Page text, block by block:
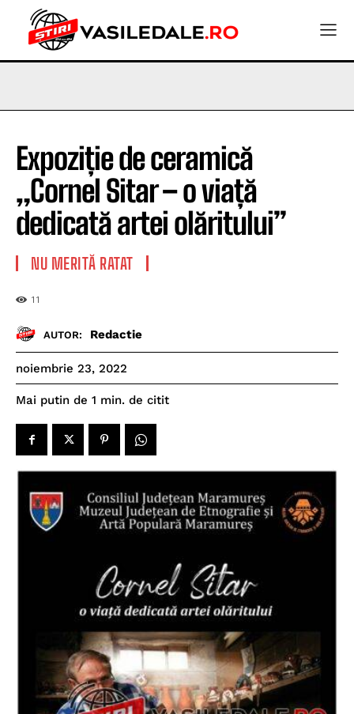
Expoziție de ceramică
„Cornel Sitar – o viață
dedicată artei olăritului”
NU MERITĂ RATAT
11
AUTOR: Redactie
noiembrie 23, 2022
Mai putin de 1 min. de citit